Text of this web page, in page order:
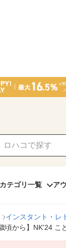
カテゴリ一覧 ア
インスタント・レ
頃から】NK'24